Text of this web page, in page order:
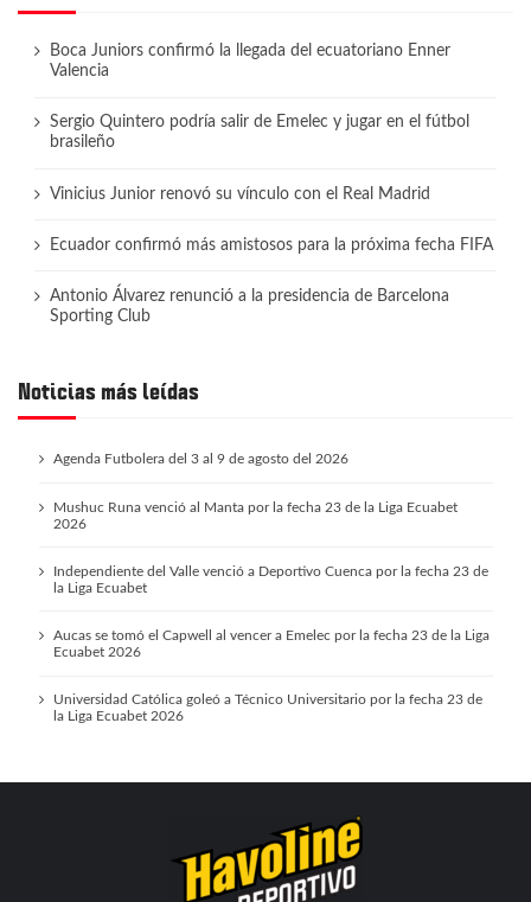
Boca Juniors confirmó la llegada del ecuatoriano Enner
Valencia
Sergio Quintero podría salir de Emelec y jugar en el fútbol
brasileño
Vinicius Junior renovó su vínculo con el Real Madrid
Ecuador confirmó más amistosos para la próxima fecha FIFA
Antonio Álvarez renunció a la presidencia de Barcelona
Sporting Club
Noticias más leídas
Agenda Futbolera del 3 al 9 de agosto del 2026
Mushuc Runa venció al Manta por la fecha 23 de la Liga Ecuabet
2026
Independiente del Valle venció a Deportivo Cuenca por la fecha 23 de
la Liga Ecuabet
Aucas se tomó el Capwell al vencer a Emelec por la fecha 23 de la Liga
Ecuabet 2026
Universidad Católica goleó a Técnico Universitario por la fecha 23 de
la Liga Ecuabet 2026